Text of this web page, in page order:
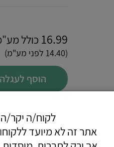
16.99 כולל
(14.40 לפני מע"מ)
הוסף לעגלה
לקוח/ה יקר/ה
אתר זה לא מיועד